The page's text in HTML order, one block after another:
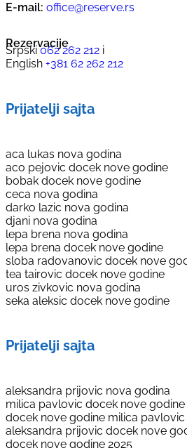
E-mail: office@reserve.rs
Rezervacije
Srpski062 262 212 i
English +381 62 262 212
Prijatelji sajta
aca lukas nova godina
aco pejovic docek nove godine
bobak docek nove godine
ceca nova godina
darko lazic nova godina
djani nova godina
lepa brena nova godina
lepa brena docek nove godine
sloba radovanovic docek nove
tea tairovic docek nove godine
uros zivkovic nova godina
seka aleksic docek nove godine
Prijatelji sajta
aleksandra prijovic nova godina
milica pavlovic docek nove godine
docek nove godine milica pavlovic
aleksandra prijovic docek nove
docek nove godine 2025